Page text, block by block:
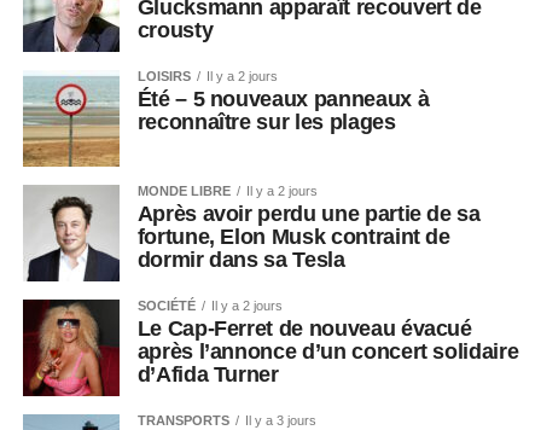
Glucksmann apparaît recouvert de
crousty
LOISIRS Il y a 2 jours
Été – 5 nouveaux panneaux à
reconnaître sur les plages
MONDE LIBRE Il y a 2 jours
Après avoir perdu une partie de sa
fortune, Elon Musk contraint de
dormir dans sa Tesla
SOCIÉTÉ Il y a 2 jours
Le Cap-Ferret de nouveau évacué
après l’annonce d’un concert solidaire
d’Afida Turner
TRANSPORTS Il y a 3 jours